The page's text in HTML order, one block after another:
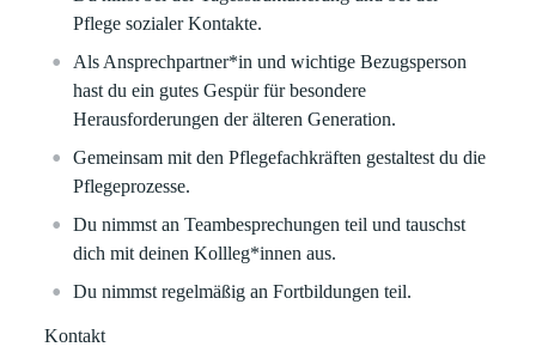
Pflege sozialer Kontakte.
Als Ansprechpartner*in und wichtige Bezugsperson
hast du ein gutes Gespür für besondere
Herausforderungen der älteren Generation.
Gemeinsam mit den Pflegefachkräften gestaltest du die
Pflegeprozesse.
Du nimmst an Teambesprechungen teil und tauschst
dich mit deinen Kollleg*innen aus.
Du nimmst regelmäßig an Fortbildungen teil.
Kontakt